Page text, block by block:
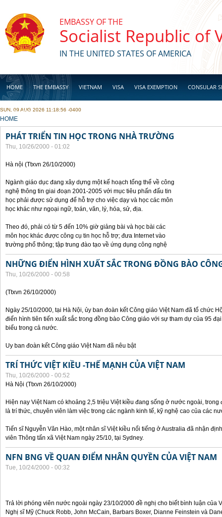
EMBASSY OF THE
Socialist Republic of
IN THE UNITED STATES OF AMERICA
HOME THE EMBASSY VIETNAM VISA VISA EXEMPTION CONSULAR
BUSINESS
SUN, 09 AUG 2026 11:18:56 -0400
YOU ARE HERE
HOME
PHÁT TRIỂN TIN HỌC TRONG NHÀ TRƯỜNG
Thu, 10/26/2000 - 01:02
Hà nội (Ttxvn 26/10/2000)
Ngành giáo dục đang xây dựng một kế hoạch tổng thể về công
nghệ thông tin giai đoạn 2001-2005 với mục tiêu phấn đấu tin
học phải được sử dụng để hỗ trợ cho việc dạy và học các môn
học khác như ngoại ngữ, toán, văn, lý, hóa, sử, địa.
Theo đó, phải có từ 5 đến 10% giờ giảng bài và học bài các
môn học khác được công cụ tin học hỗ trợ; đưa Internet vào
trường phổ thông; tập trung đào tạo về ứng dụng công nghệ
NHỮNG ĐIỂN HÌNH XUẤT SẮC TRONG ĐỒNG BÀO
Thu, 10/26/2000 - 00:58
(Ttxvn 26/10/2000)
Ngày 25/10/2000, tại Hà Nội, ủy ban đoàn kết Công giáo Việt Nam đã tổ chức
điển hình tiên tiến xuất sắc trong đồng bào Công giáo với sự tham dự của 95
biểu trong cả nước.
Uy ban đoàn kết Công giáo Việt Nam đã nêu bật
TRÍ THỨC VIỆT KIỀU -THẾ MẠNH CỦA VIỆT NAM
Thu, 10/26/2000 - 00:52
Hà Nội (Ttxvn 26/10/2000)
Hiện nay Việt Nam có khoảng 2,5 triệu Việt kiều đang sống ở nước ngoài,
là trí thức, chuyên viên làm việc trong các ngành kinh tế, kỹ nghệ cao của các
Tiến sĩ Nguyễn Văn Hào, một nhân sĩ Việt kiều nổi tiếng ở Australia đã nhận
viên Thông tấn xã Việt Nam ngày 25/10, tại Sydney.
NFN BNG VỀ QUAN ĐIỂM NHÂN QUYỀN CỦA VIỆT NAM
Tue, 10/24/2000 - 00:32
Trả lời phóng viên nước ngoài ngày 23/10/2000 đề nghị cho biết bình luận của
Nghị sĩ Mỹ (Chuck Robb, John McCain, Barbars Boxer, Dianne Feinstein và